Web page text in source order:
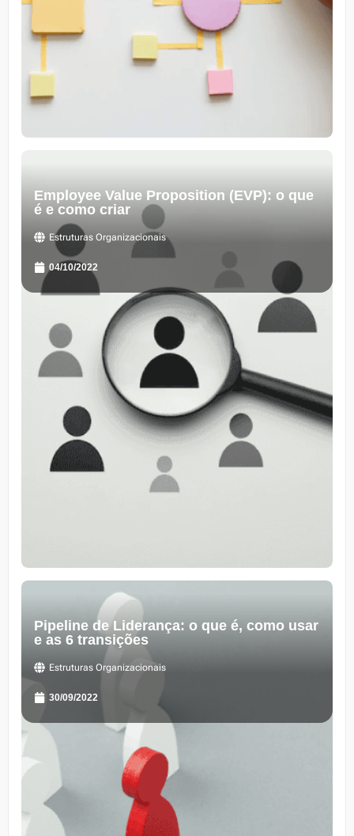
Employee Value Proposition (EVP): o que
é e como criar
Estruturas Organizacionais
04/10/2022
Pipeline de Liderança: o que é, como usar
e as 6 transições
Estruturas Organizacionais
30/09/2022